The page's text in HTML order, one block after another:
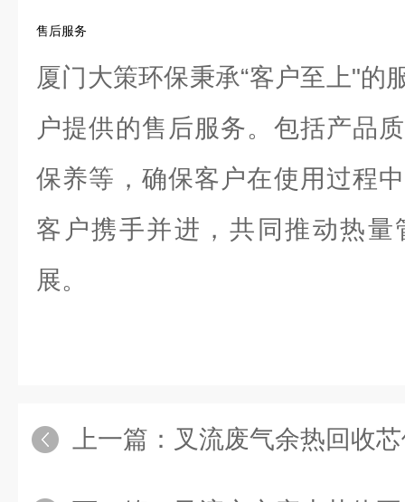
售后服务
厦门大策环保秉承“客户至上"的
户提供的售后服务。包括产品
保养等，确保客户在使用过程
客户携手并进，共同推动热
展。
上一篇： 叉流废气余热回收